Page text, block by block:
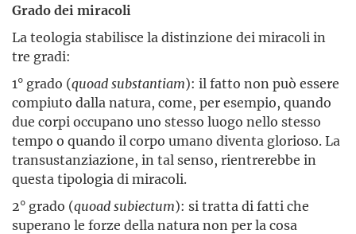
Grado dei miracoli
La teologia stabilisce la distinzione dei miracoli in
tre gradi:
1° grado (quoad substantiam): il fatto non può essere
compiuto dalla natura, come, per esempio, quando
due corpi occupano uno stesso luogo nello stesso
tempo o quando il corpo umano diventa glorioso. La
transustanziazione, in tal senso, rientrerebbe in
questa tipologia di miracoli.
2° grado (quoad subiectum): si tratta di fatti che
superano le forze della natura non per la cosa